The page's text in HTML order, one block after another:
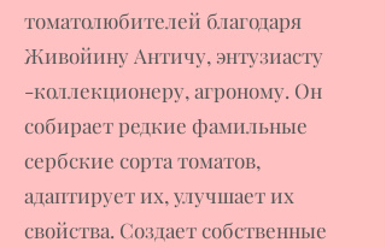
томатолюбителей благодаря
Живойину Античу, энтузиасту
-коллекционеру, агроному. Он
собирает редкие фамильные
сербские сорта томатов,
адаптирует их, улучшает их
свойства. Создает собственные